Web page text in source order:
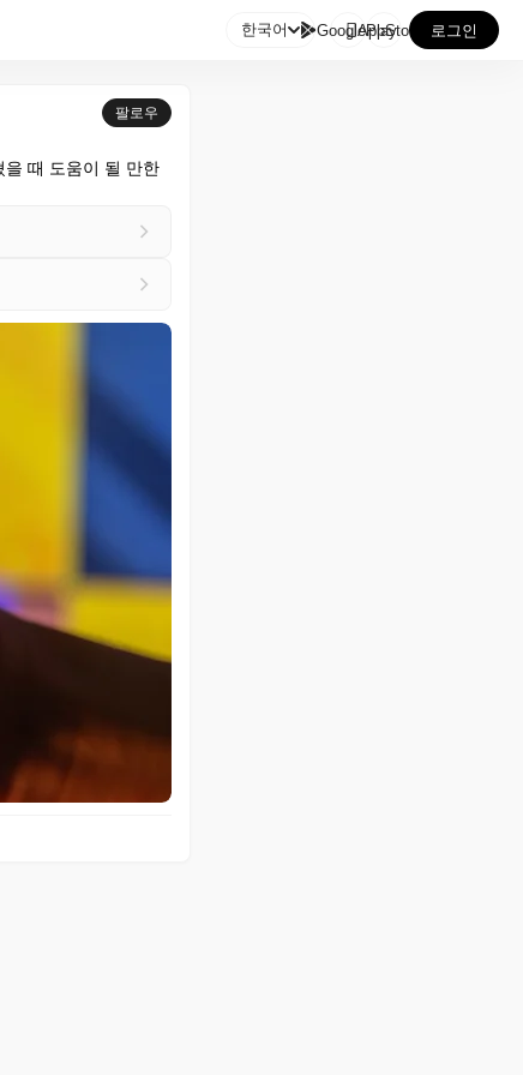
한국어 GooglePlay
AppStore 로그인
팔로우
때 도움이 될 만한